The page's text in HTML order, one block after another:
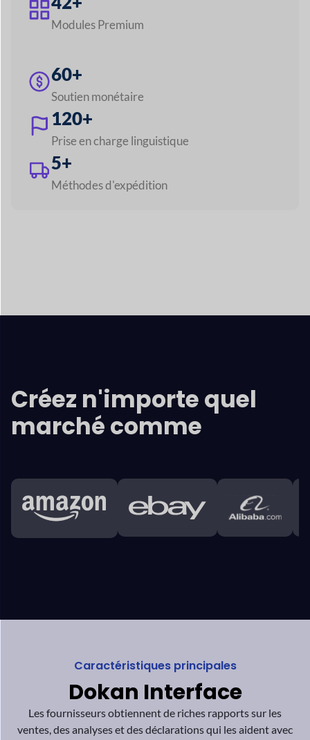
Créez n'importe quel
marché comme
Caractéristiques principales
des analyses et des déclarations qui les aident
avec
leurs affaires en cours et les améliorer.
Clients +